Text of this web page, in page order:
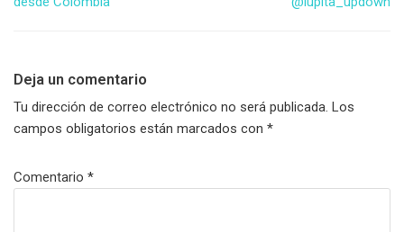
Deja un comentario
Tu dirección de correo electrónico no será publicada. Los
campos obligatorios están marcados con *
Comentario *